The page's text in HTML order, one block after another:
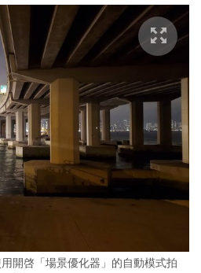
開啓「場景優化器」的自動模式拍